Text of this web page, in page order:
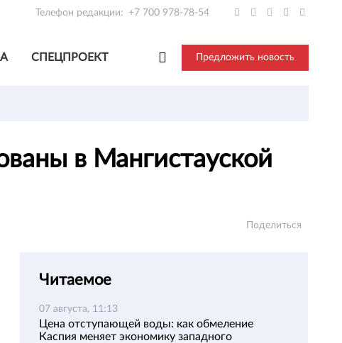
Телефон редакции: +7 700 978-78-54
СПЕЦПРОЕКТ Предложить новость
в Мангистауской
Поделиться
Читаемое
07 августа, 11:13
Цена отступающей воды: как обмеление
Каспия меняет экономику западного